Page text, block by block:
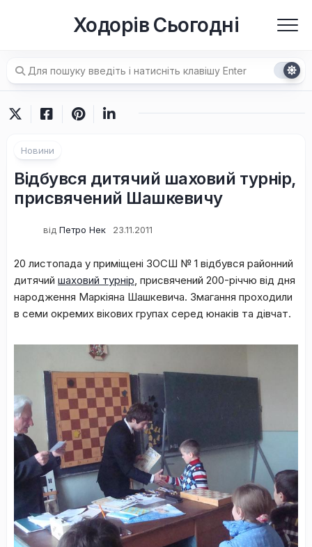
Ходорів Сьогодні
Новини
Відбувся дитячий шаховий турнір,
присвячений Шашкевичу
від Петро Нек 23.11.2011
20 листопада у приміщені ЗОСШ № 1 відбувся районний
дитячий шаховий турнір, присвячений 200-річчю від дня
народження Маркіяна Шашкевича. Змагання проходили
в семи окремих вікових групах серед юнаків та дівчат.